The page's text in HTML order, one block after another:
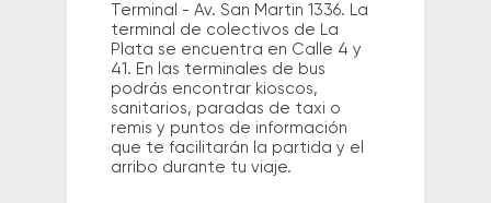
Terminal - Av. San Martin 1336. La
terminal de colectivos de La
Plata se encuentra en Calle 4 y
41. En las terminales de bus
podrás encontrar kioscos,
sanitarios, paradas de taxi o
remis y puntos de información
que te facilitarán la partida y el
arribo durante tu viaje.